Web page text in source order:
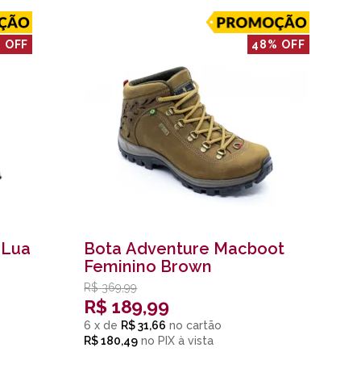
OFF 48% OFF
Bota Adventure Macboot
Feminino Brown
R$ 369,99
R$ 189,99
6 x de R$ 31,66
R$ 180,49 no PIX